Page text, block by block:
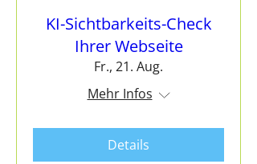
KI-Sichtbarkeits-Check
Ihrer Webseite
Fr., 21. Aug.
Mehr Infos
Details